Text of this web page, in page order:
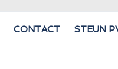
CONTACT STEUN